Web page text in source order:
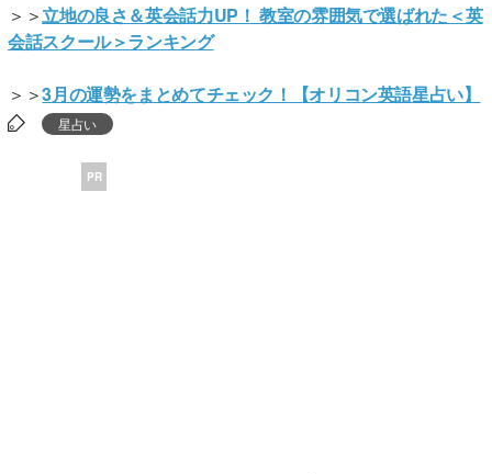
＞＞立地の良さ＆英会話力UP！ 教室の雰囲気で選ばれた＜英
会話スクール＞ランキング
＞＞3月の運勢をまとめてチェック！【オリコン英語星占い】
星占い
PR